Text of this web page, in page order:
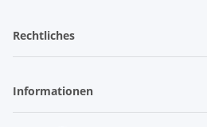
Rechtliches
Informationen